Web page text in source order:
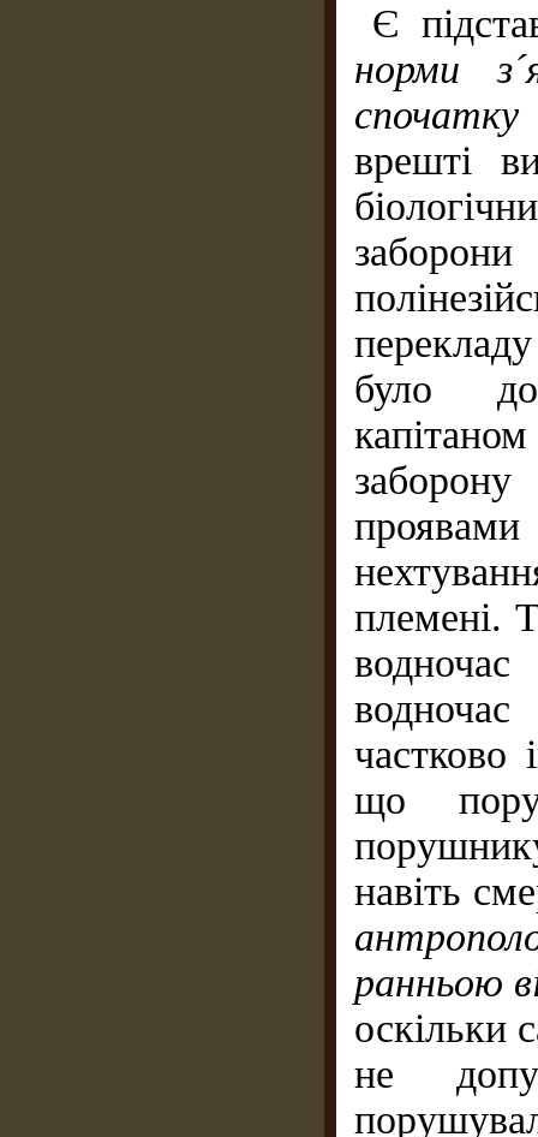
Є
норми
врешті
було
проявами
племені.
частково
що
навіть
ранньою
оскільки
не